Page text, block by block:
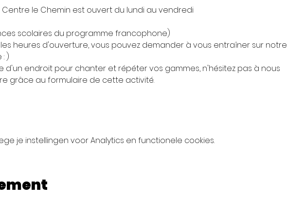
le Chemin est ouvert du lundi au vendredi
scolaires du programme francophone)
heures d'ouverture, vous pouvez demander à vous entraîner sur notre
)
d'un endroit pour chanter et répéter vos gammes, n'hésitez pas à nous
grâce au formulaire de cette activité.
je instellingen voor Analytics en functionele cookies.